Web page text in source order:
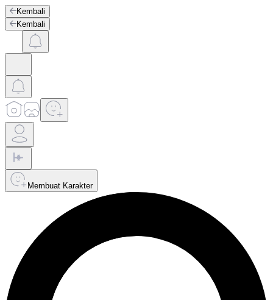
Kembali
Kembali
Membuat Karakter